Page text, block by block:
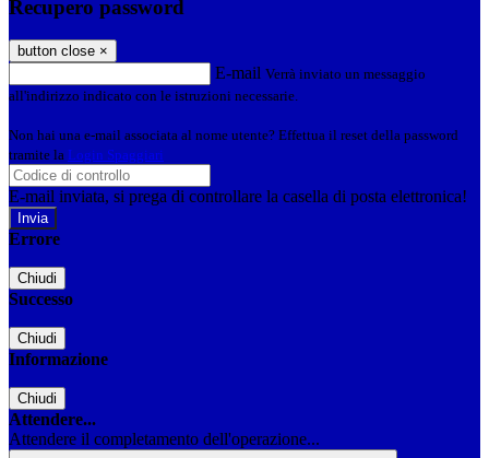
Recupero password
button close ×
E-mail Verrà inviato un messaggio
all'indirizzo indicato con le istruzioni necessarie.
Non hai una e-mail associata al nome utente? Effettua il reset della password
tramite la Login Spaggiari
E-mail inviata, si prega di controllare la casella di posta elettronica!
Errore
Chiudi
Successo
Chiudi
Informazione
Chiudi
Attendere...
Attendere il completamento dell'operazione...